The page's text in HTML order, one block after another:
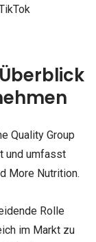
Quality Group
und umfasst
More Nutrition.
Rolle
im Markt zu